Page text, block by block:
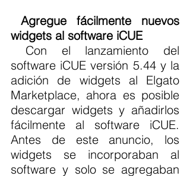
Agregue fácilmente nuevos
widgets al software iCUE
software iCUE versión 5.44 y la
adición de widgets al Elgato
Marketplace, ahora es posible
descargar widgets y añadirlos
fácilmente al software iCUE.
Antes de este anuncio, los
widgets se incorporaban al
software y solo se agregaban